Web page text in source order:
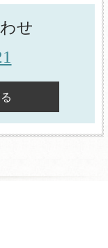
せ